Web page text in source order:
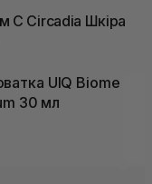
С Circadia Шкіра
UIQ Biome
30 мл